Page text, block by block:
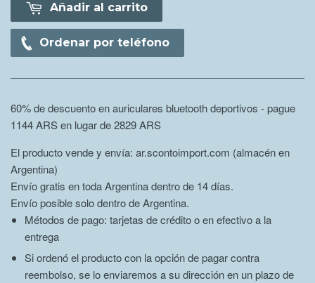
Añadir al carrito
Ordenar por teléfono
60% de descuento en auriculares bluetooth deportivos - pague
1144 ARS en lugar de 2829ARS
El producto vende y envía: ar.scontoimport.com (almacén en
Argentina)
Envío gratis en toda Argentina dentro de 14 días.
Envío posible solo dentro de Argentina.
Métodos de pago: tarjetas de crédito o en efectivo a la
entrega
Si ordenó el producto con la opción de pagar contra
reembolso, se lo enviaremos a su dirección en un plazo de